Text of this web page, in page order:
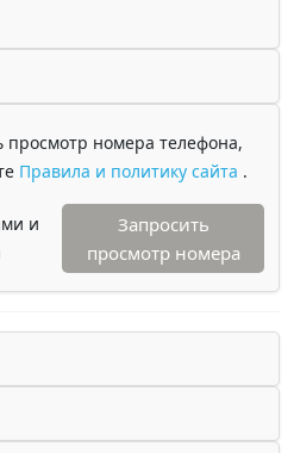
номера телефона,
Правила и политику сайта .
и
Запросить
просмотр номера